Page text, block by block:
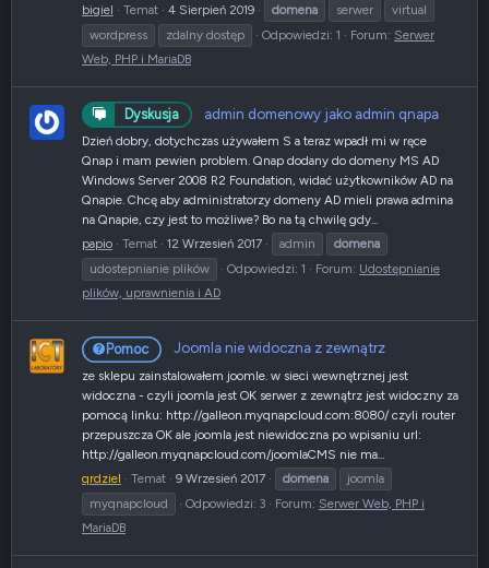
bigiel
Temat 4 Sierpień 2019 domena serwer
virtual
wordpress
zdalny dostęp Odpowiedzi: 1 Forum: Serwer
Web, PHP i MariaDB
Dyskusja admin domenowy jako admin qnapa
Dzień dobry, dotychczas używałem S a teraz wpadł mi w ręce
Qnap i mam pewien problem. Qnap dodany do domeny MS AD
Windows Server 2008 R2 Foundation, widać użytkowników AD na
Qnapie. Chcę aby administratorzy domeny AD mieli prawa admina
na Qnapie, czy jest to możliwe? Bo na tą chwilę gdy...
papio
Temat 12 Wrzesień 2017 admin
domena
udostepnianie plików
Odpowiedzi: 1 Forum: Udostępnianie
plików, uprawnienia i AD
Pomoc Joomla nie widoczna z zewnątrz
ze sklepu zainstalowałem joomle. w sieci wewnętrznej jest
widoczna - czyli joomla jest OK serwer z zewnątrz jest widoczny za
pomocą linku: http://galleon.myqnapcloud.com:8080/ czyli router
przepuszcza OK ale joomla jest niewidoczna po wpisaniu url:
http://galleon.myqnapcloud.com/joomlaCMS nie ma...
qrdziel
Temat 9 Wrzesień 2017 domena
joomla
myqnapcloud
Odpowiedzi: 3 Forum: Serwer Web, PHP i
MariaDB